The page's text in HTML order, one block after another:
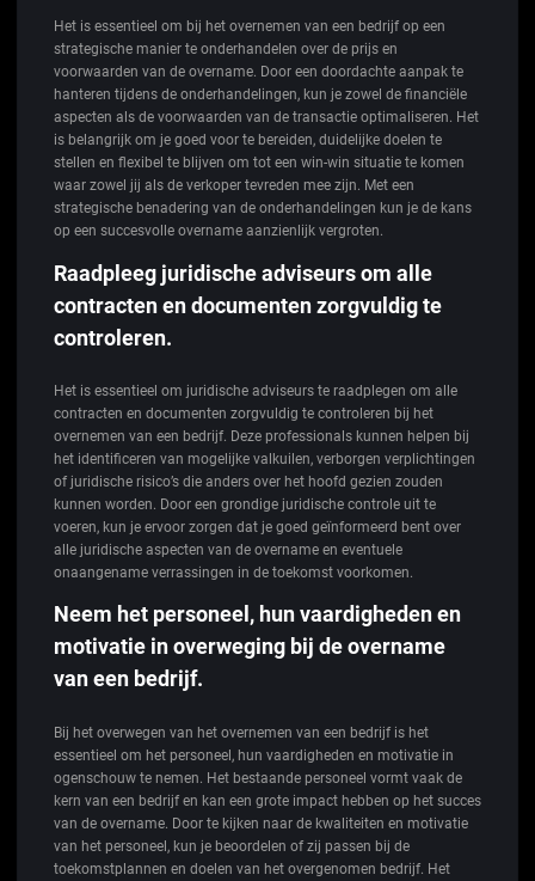
Het is essentieel om bij het overnemen van een bedrijf op een
strategische manier te onderhandelen over de prijs en
voorwaarden van de overname. Door een doordachte aanpak te
hanteren tijdens de onderhandelingen, kun je zowel de financiële
aspecten als de voorwaarden van de transactie optimaliseren. Het
is belangrijk om je goed voor te bereiden, duidelijke doelen te
stellen en flexibel te blijven om tot een win-win situatie te komen
waar zowel jij als de verkoper tevreden mee zijn. Met een
strategische benadering van de onderhandelingen kun je de kans
op een succesvolle overname aanzienlijk vergroten.
Raadpleeg juridische adviseurs om alle
contracten en documenten zorgvuldig te
controleren.
Het is essentieel om juridische adviseurs te raadplegen om alle
contracten en documenten zorgvuldig te controleren bij het
overnemen van een bedrijf. Deze professionals kunnen helpen bij
het identificeren van mogelijke valkuilen, verborgen verplichtingen
of juridische risico’s die anders over het hoofd gezien zouden
kunnen worden. Door een grondige juridische controle uit te
voeren, kun je ervoor zorgen dat je goed geïnformeerd bent over
alle juridische aspecten van de overname en eventuele
onaangename verrassingen in de toekomst voorkomen.
Neem het personeel, hun vaardigheden en
motivatie in overweging bij de overname
van een bedrijf.
Bij het overwegen van het overnemen van een bedrijf is het
essentieel om het personeel, hun vaardigheden en motivatie in
ogenschouw te nemen. Het bestaande personeel vormt vaak de
kern van een bedrijf en kan een grote impact hebben op het succes
van de overname. Door te kijken naar de kwaliteiten en motivatie
van het personeel, kun je beoordelen of zij passen bij de
toekomstplannen en doelen van het overgenomen bedrijf. Het